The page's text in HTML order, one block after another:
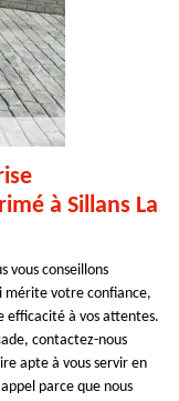
à Sillans La
vous conseillons
mérite votre confiance,
efficacité à vos attentes.
contactez-nous
apte à vous servir en
parce que nous